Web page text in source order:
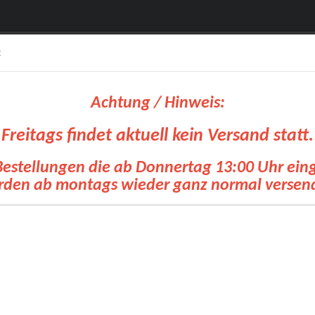
Achtung / Hinweis:
Freitags findet aktuell kein Versand statt.
die ab Donnertag 13:00 Uhr
ab montags wieder ganz normal
Suche...